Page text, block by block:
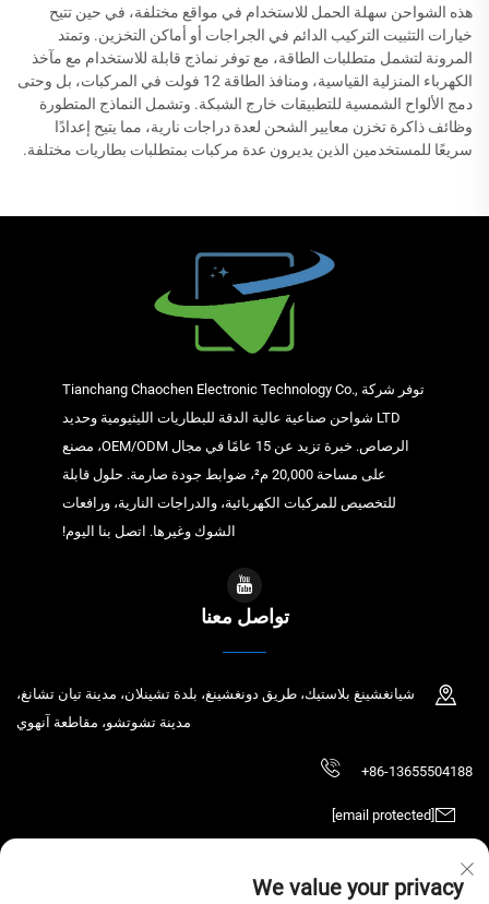
هذه الشواحن سهلة الحمل للاستخدام في مواقع مختلفة، في حين تتيح
خيارات التثبيت التركيب الدائم في الجراجات أو أماكن التخزين. وتمتد
المرونة لتشمل متطلبات الطاقة، مع توفر نماذج قابلة للاستخدام مع مآخذ
الكهرباء المنزلية القياسية، ومنافذ الطاقة 12 فولت في المركبات، بل وحتى
دمج الألواح الشمسية للتطبيقات خارج الشبكة. وتشمل النماذج المتطورة
وظائف ذاكرة تخزن معايير الشحن لعدة دراجات نارية، مما يتيح إعدادًا
سريعًا للمستخدمين الذين يديرون عدة مركبات بمتطلبات بطاريات مختلفة.
توفر شركة Tianchang Chaochen Electronic Technology Co.,
LTD شواحن صناعية عالية الدقة للبطاريات الليثيومية وحديد
الرصاص. خبرة تزيد عن 15 عامًا في مجال OEM/ODM، مصنع
على مساحة 20,000 م²، ضوابط جودة صارمة. حلول قابلة
للتخصيص للمركبات الكهربائية، والدراجات النارية، ورافعات
الشوك وغيرها. اتصل بنا اليوم!
تواصل معنا
شيانغشينغ بلاستيك، طريق دونغشينغ، بلدة تشينلان، مدينة تيان تشانغ،
مدينة تشوتشو، مقاطعة آنهوي
+86-13655504188
We value your privacy